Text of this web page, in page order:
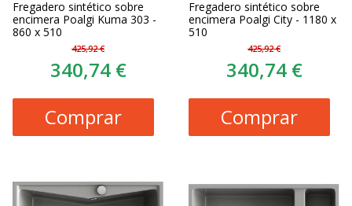
Fregadero sintético sobre
encimera Poalgi Kuma 303 -
860 x 510
425,92 €
340,74 €
Comprar
Fregadero sintético sobre
encimera Poalgi City - 1180 x
510
425,92 €
340,74 €
Comprar